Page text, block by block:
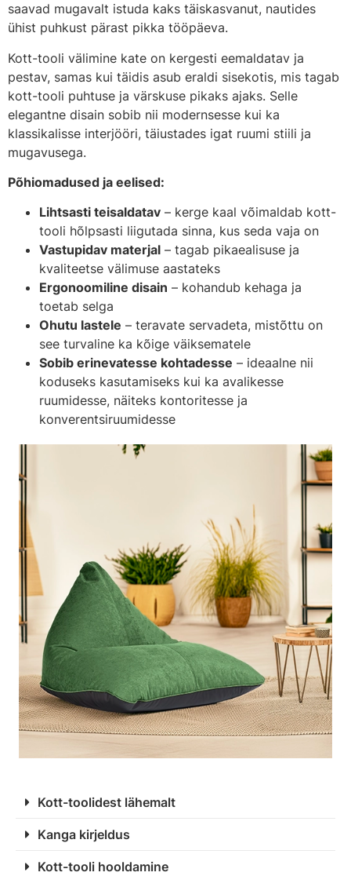
saavad mugavalt istuda kaks täiskasvanut, nautides
ühist puhkust pärast pikka tööpäeva.
Kott-tooli välimine kate on kergesti eemaldatav ja
pestav, samas kui täidis asub eraldi sisekotis, mis tagab
kott-tooli puhtuse ja värskuse pikaks ajaks. Selle
elegantne disain sobib nii modernsesse kui ka
klassikalisse interjööri, täiustades igat ruumi stiili ja
mugavusega.
Põhiomadused ja eelised:
Lihtsasti teisaldatav – kerge kaal võimaldab kott-
tooli hõlpsasti liigutada sinna, kus seda vaja on
Vastupidav materjal – tagab pikaealisuse ja
kvaliteetse välimuse aastateks
Ergonoomiline disain – kohandub kehaga ja
toetab selga
Ohutu lastele – teravate servadeta, mistõttu on
see turvaline ka kõige väiksematele
Sobib erinevatesse kohtadesse – ideaalne nii
koduseks kasutamiseks kui ka avalikesse
ruumidesse, näiteks kontoritesse ja
konverentsiruumidesse
Kott-toolidest lähemalt
Kanga kirjeldus
Kott-tooli hooldamine